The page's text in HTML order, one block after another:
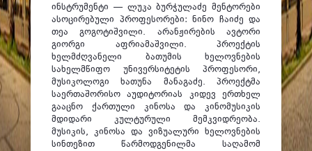
ინსტრუმენტი — ლუკა ბურჭულაძე მენტორები
ასოცირებული პროფესორები: ნინო ჩაიძე და
თეა გოგოტიშვილი. არანჟირების ავტორი
გიორგი აფრიამაშვილი. პროექტის
ხელმძღვანელი ბათუმის ხელოვნების
სახელმწიფო უნივერსიტეტის პროფესორი,
მუსიკოლოგი ხათუნა მანაგაძე. პროექტმა
საერთაშორისო აუდიტორიას კიდევ ერთხელ
გააცნო ქართული კინოსა და კინომუსიკის
მდიდარი კულტურული მემკვიდრეობა.
მუსიკის, კინოსა და ვიზუალური ხელოვნების
სინთეზით წარმოდგენილმა საღამომ